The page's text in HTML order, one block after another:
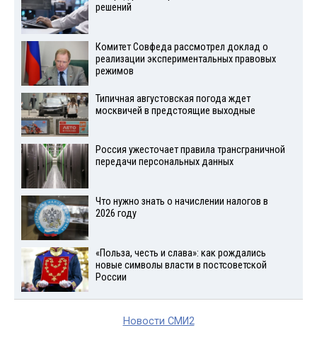
решений
Комитет Совфеда рассмотрел доклад о
реализации экспериментальных правовых
режимов
Типичная августовская погода ждет
москвичей в предстоящие выходные
Россия ужесточает правила трансграничной
передачи персональных данных
Что нужно знать о начислении налогов в
2026 году
«Польза, честь и слава»: как рождались
новые символы власти в постсоветской
России
Новости СМИ2